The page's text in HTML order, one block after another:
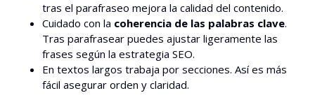
tras el parafraseo mejora la calidad del contenido.
Cuidado con la coherencia de las palabras clave.
Tras parafrasear puedes ajustar ligeramente las
frases según la estrategia SEO.
En textos largos trabaja por secciones. Así es más
fácil asegurar orden y claridad.